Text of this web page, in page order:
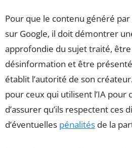
Pour que le contenu généré
sur Google, il doit démontrer
approfondie du sujet traité,
désinformation et être
établit l’autorité de son
pour ceux qui utilisent l’IA pour
d’assurer qu’ils respectent ces
d’éventuelles pénalités de la